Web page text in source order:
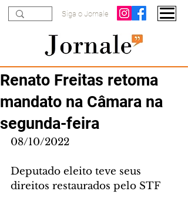
Siga o Jornale
Renato Freitas retoma
mandato na Câmara na
segunda-feira
08/10/2022
Deputado eleito teve seus
direitos restaurados pelo STF